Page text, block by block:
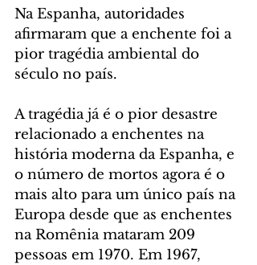
Na Espanha, autoridades
afirmaram que a enchente foi a
pior tragédia ambiental do
século no país.
A tragédia já é o pior desastre
relacionado a enchentes na
história moderna da Espanha, e
o número de mortos agora é o
mais alto para um único país na
Europa desde que as enchentes
na Romênia mataram 209
pessoas em 1970. Em 1967,